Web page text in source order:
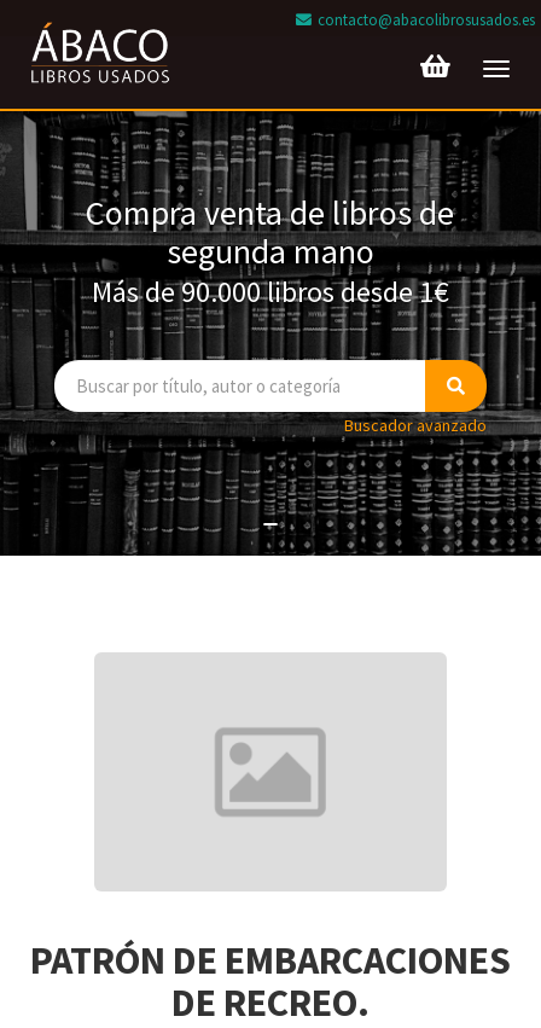
contacto@abacolibrosusados.es
Compra venta de libros de
segunda mano
Más de 90.000 libros desde 1€
Buscador avanzado
PATRÓN DE EMBARCACIONES
DE RECREO.